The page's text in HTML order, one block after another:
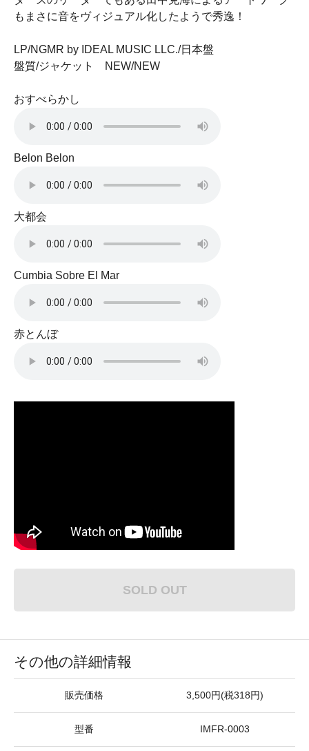
もまさに音をヴィジュアル化したようで秀逸！
LP/NGMR by IDEAL MUSIC LLC./日本盤
盤質/ジャケット NEW/NEW
おすべらかし
Belon Belon
大都会
Cumbia Sobre El Mar
赤とんぼ
SOLD OUT
その他の詳細情報
販売価格 3,500円(税318円)
型番 IMFR-0003